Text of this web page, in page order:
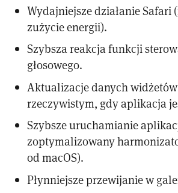
Wydajniejsze działanie Safari
zużycie energii).
Szybsza reakcja funkcji
głosowego.
Aktualizacje danych
rzeczywistym, gdy aplikacja
Szybsze uruchamianie
zoptymalizowany
od macOS).
Płynniejsze przewijanie w